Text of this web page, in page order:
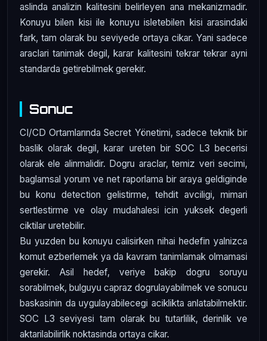
aslinda analizin kalitesini belirleyen ana mekanizmadir.
Konuyu bilen kisi ile konuyu isletebilen kisi arasindaki
fark, tam olarak bu seviyede ortaya cikar. Yani sadece
araclari tanimak degil, karar kalitesini tekrar tekrar ayni
standarda getirebilmek gerekir.
Sonuc
CI/CD Ortamlarında Secret Yönetimi, sadece teknik bir
baslik olarak degil, karar ureten bir SOC L3 becerisi
olarak ele alinmalidir. Dogru araclar, temiz veri secimi,
baglamsal yorum ve net raporlama bir araya geldiginde
bu konu detection gelistirme, tehdit avciligi, mimari
sertlestirme ve olay mudahalesi icin yuksek degerli
ciktilar uretebilir.
Bu yuzden bu konuyu calisirken nihai hedefin yalnizca
komut ezberlemek ya da kavram tanimlamak olmamasi
gerekir. Asil hedef, veriye bakip dogru soruyu
sorabilmek, bulguyu capraz dogrulayabilmek ve sonucu
baskasinin da uygulayabilecegi aciklikta anlatabilmektir.
SOC L3 seviyesi tam olarak bu tutarlilik, derinlik ve
aktarilabilirlik noktasinda ortaya cikar.